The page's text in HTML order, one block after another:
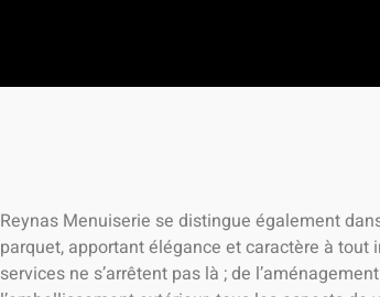
Reynas Menuiserie se distingue également
parquet, apportant élégance et caractère à tout
services ne s’arrêtent pas là ; de